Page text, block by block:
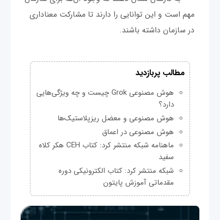
مهم است و این توانایی را دارند تا مشارکت معناداری
در سازمان داشته باشند.
مطالب پربازدید
هوش مصنوعی Grok چیست و چه ویژگی‌هایی
دارد؟
هوش مصنوعی و معضل ریزپلاستیک‌ها
هوش مصنوعی در اعماق
ماهنامه شبکه منتشر کرد: کتاب CEH هکر کلاه
سفید
شبکه منتشر کرد: کتاب الکترونیکی دوره
مقدماتی آموزش پایتون